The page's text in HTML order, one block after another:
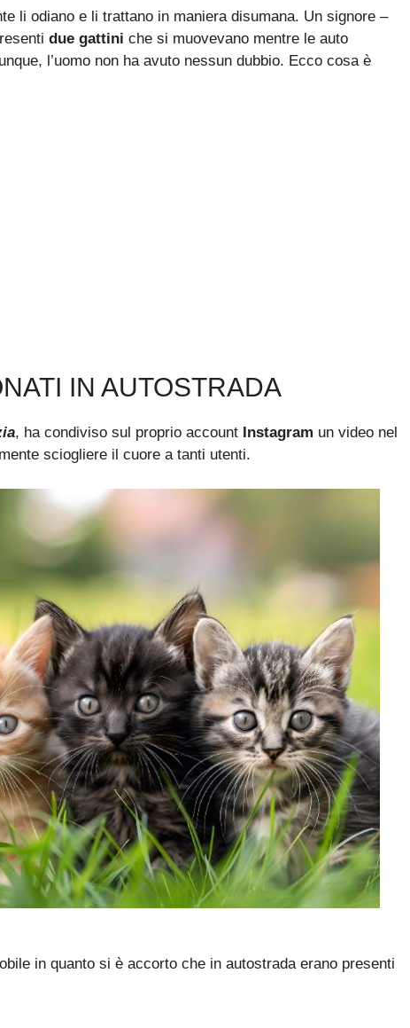
li odiano e li trattano in maniera disumana. Un signore –
due gattini che si muovevano mentre le auto
l’uomo non ha avuto nessun dubbio. Ecco cosa è
IN AUTOSTRADA
, ha condiviso sul proprio account Instagram un video nel
sciogliere il cuore a tanti utenti.
in quanto si è accorto che in autostrada erano presenti